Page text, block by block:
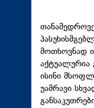
რეგიონი
კულტურა
სპორტი
მოთხოვნად
აქტუალურია
ისინი
უამრავი